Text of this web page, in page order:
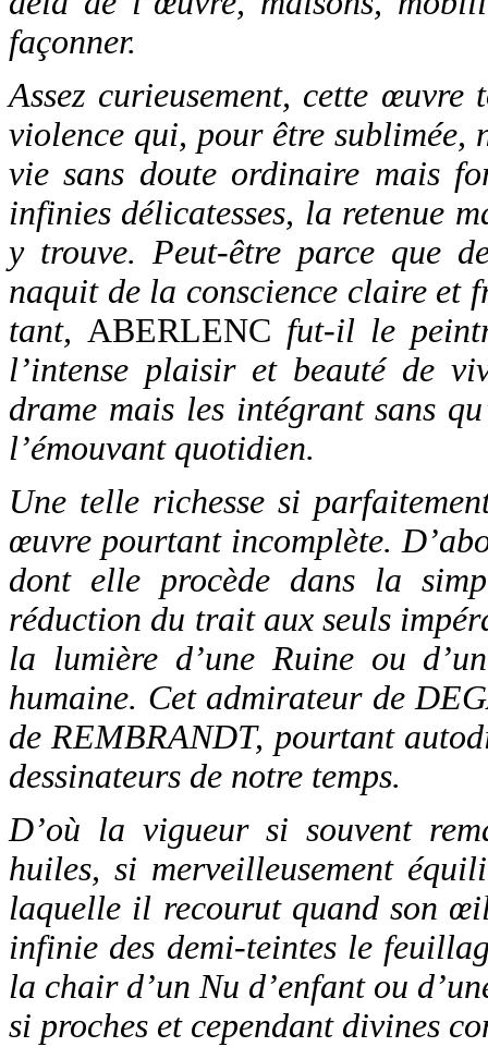
façonner.
Assez curieusement, cette œuvre
violence qui, pour être sublimée,
vie sans doute ordinaire mais
infinies délicatesses, la retenue
y trouve. Peut-être parce que
naquit de la conscience claire et
tant, ABERLENC fut-il le
l’intense plaisir et beauté de
drame mais les intégrant sans
l’émouvant quotidien.
Une telle richesse si
œuvre pourtant incomplète.
dont elle procède dans la
réduction du trait aux seuls
la lumière d’une Ruine ou
humaine. Cet admirateur de
de REMBRANDT, pourtant
dessinateurs de notre temps.
D’où la vigueur si souvent
huiles, si merveilleusement
laquelle il recourut quand son
infinie des demi-teintes le
la chair d’un Nu d’enfant ou
si proches et cependant divines